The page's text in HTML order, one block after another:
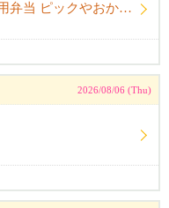
Bento キッズ用お弁当 大人用弁当 ピックやおかずカップ他
2026/08/06 (Thu)